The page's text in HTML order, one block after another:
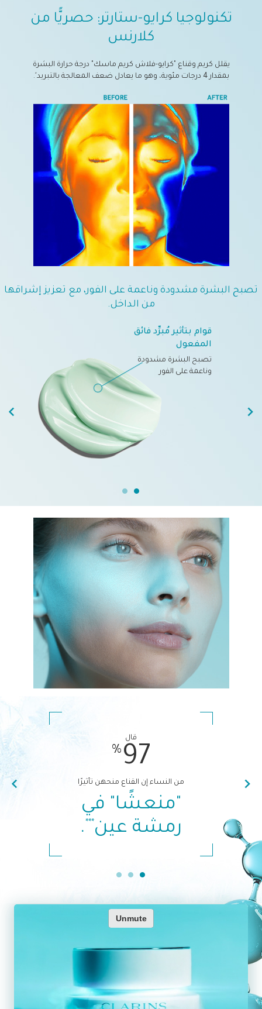
تكنولوجيا كرايو-ستارتر: حصريًّا من
كلارنس
يقلل كريم وقناع "كرايو-فلاش كريم ماسك" درجة حرارة البشرة
بمقدار 4 درجات مئوية، وهو ما يعادل ضعف المعالجة بالتبريد
*
.
تصبح البشرة مشدودة وناعمة على الفور، مع تعزيز إشراقها
من الداخل.
قوام بتأثير مُبرِّد فائق
المفعول
تصبح البشرة مشدودة
وناعمة على الفور
قال
% 97
من النساء إن القناع منحهن تأثيرًا
"منعشًا" في
رمشة عين***
.